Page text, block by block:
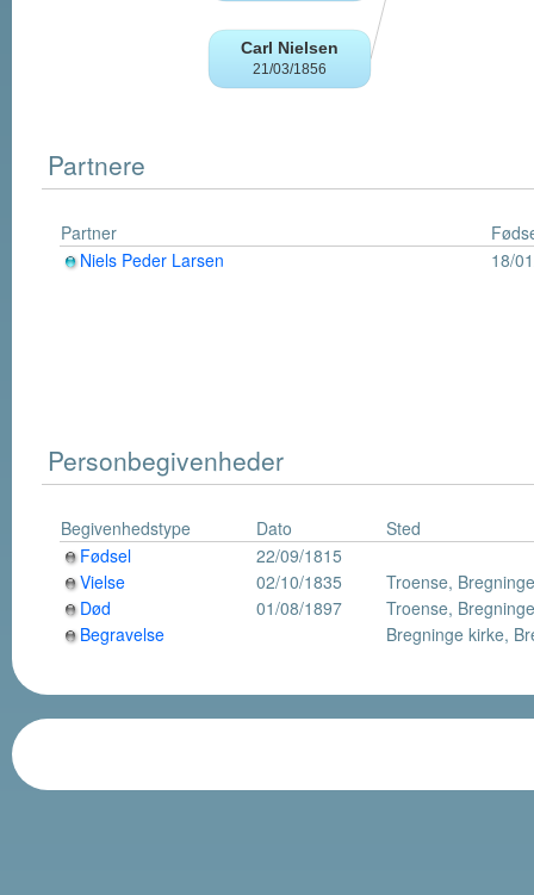
Partnere
Partner
Niels Peder Larsen
18/
Personbegivenheder
Begivenhedstype Dato
Sted
Fødsel
22/09/1815
Vielse
02/10/1835
Troense,
Død
01/08/1897
Troense,
Begravelse
Bregninge kirke,